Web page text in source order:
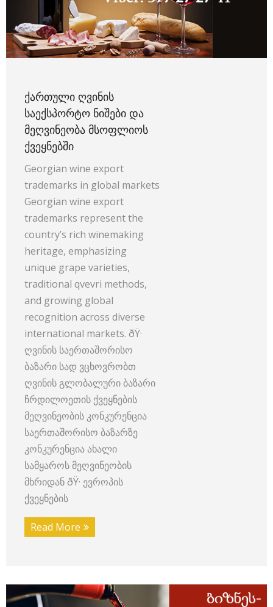
ᲥᲐᲠᲗᲣᲚᲘ ᲦᲕᲘᲜᲘᲡ
ᲡᲐᲔᲥᲡᲞᲝᲠᲢᲝ ᲜᲘᲨᲔᲑᲘ ᲓᲐ
ᲛᲔᲦᲕᲘᲜᲔᲝᲑᲐ ᲛᲡᲝᲤᲚᲘᲝᲡ
ᲥᲕᲔᲧᲜᲔᲑᲨᲘ
Georgian wine export
trademarks in global markets
Georgian wine export
trademarks represent the
country’s rich winemaking
heritage, emphasizing
unique grape varieties,
traditional qvevri methods,
and growing global
recognition across diverse
international markets. ðŸ·
ღვინის საერთაშორისო
ბაზარი სად ვცხოვრობთ
ღვინის გლობალური ბაზარი
ჩრდილოეთის ქვეყნების
მეღვინეობის კონკურენცია
საერთაშორისო ბაზარზე
კონკურენცია ახალი
სამყაროს მეღვინეობის
მხრიდან ðŸ· ევროპის
ქვეყნების
Read More